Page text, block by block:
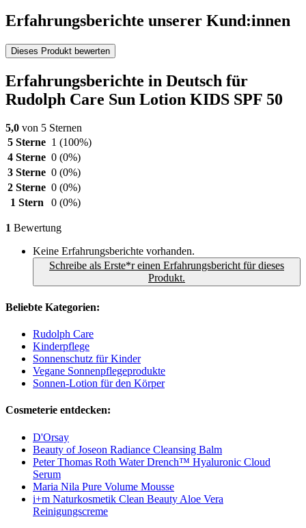
Erfahrungsberichte unserer Kund:innen
Dieses Produkt bewerten
Erfahrungsberichte in Deutsch für
Rudolph Care Sun Lotion KIDS SPF 50
5,0 von 5 Sternen
5 Sterne 1 (100%)
4 Sterne 0 (0%)
3 Sterne 0 (0%)
2 Sterne 0 (0%)
1 Stern
0 (0%)
1 Bewertung
Keine Erfahrungsberichte vorhanden.
Schreibe als Erste*r einen Erfahrungsbericht für dieses
Produkt.
Beliebte Kategorien:
Rudolph Care
Kinderpflege
Sonnenschutz für Kinder
Vegane Sonnenpflegeprodukte
Sonnen-Lotion für den Körper
Cosmeterie entdecken:
D'Orsay
Beauty of Joseon Radiance Cleansing Balm
Peter Thomas Roth Water Drench™ Hyaluronic Cloud
Serum
Maria Nila Pure Volume Mousse
i+m Naturkosmetik Clean Beauty Aloe Vera
Reinigungscreme